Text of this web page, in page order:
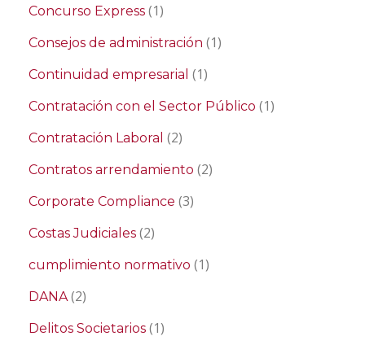
Concurso Express (1)
Consejos de administración (1)
Continuidad empresarial (1)
Contratación con el Sector Público (1)
Contratación Laboral (2)
Contratos arrendamiento (2)
Corporate Compliance (3)
Costas Judiciales (2)
cumplimiento normativo (1)
DANA(2)
Delitos Societarios (1)